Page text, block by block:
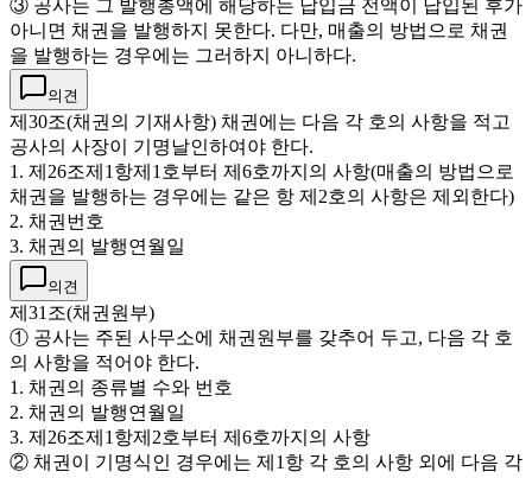
③ 공사는 그 발행총액에 해당하는 납입금 전액이 납입된 후가
아니면 채권을 발행하지 못한다. 다만, 매출의 방법으로 채권
을 발행하는 경우에는 그러하지 아니하다.
의견
제30조(채권의 기재사항) 채권에는 다음 각 호의 사항을 적고
공사의 사장이 기명날인하여야 한다.
1. 제26조제1항제1호부터 제6호까지의 사항(매출의 방법으로
채권을 발행하는 경우에는 같은 항 제2호의 사항은 제외한다)
2. 채권번호
3. 채권의 발행연월일
의견
제31조(채권원부)
① 공사는 주된 사무소에 채권원부를 갖추어 두고, 다음 각 호
의 사항을 적어야 한다.
1. 채권의 종류별 수와 번호
2. 채권의 발행연월일
3. 제26조제1항제2호부터 제6호까지의 사항
② 채권이 기명식인 경우에는 제1항 각 호의 사항 외에 다음 각